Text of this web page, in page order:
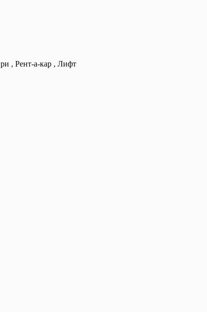
, Рент-а-кар , Лифт